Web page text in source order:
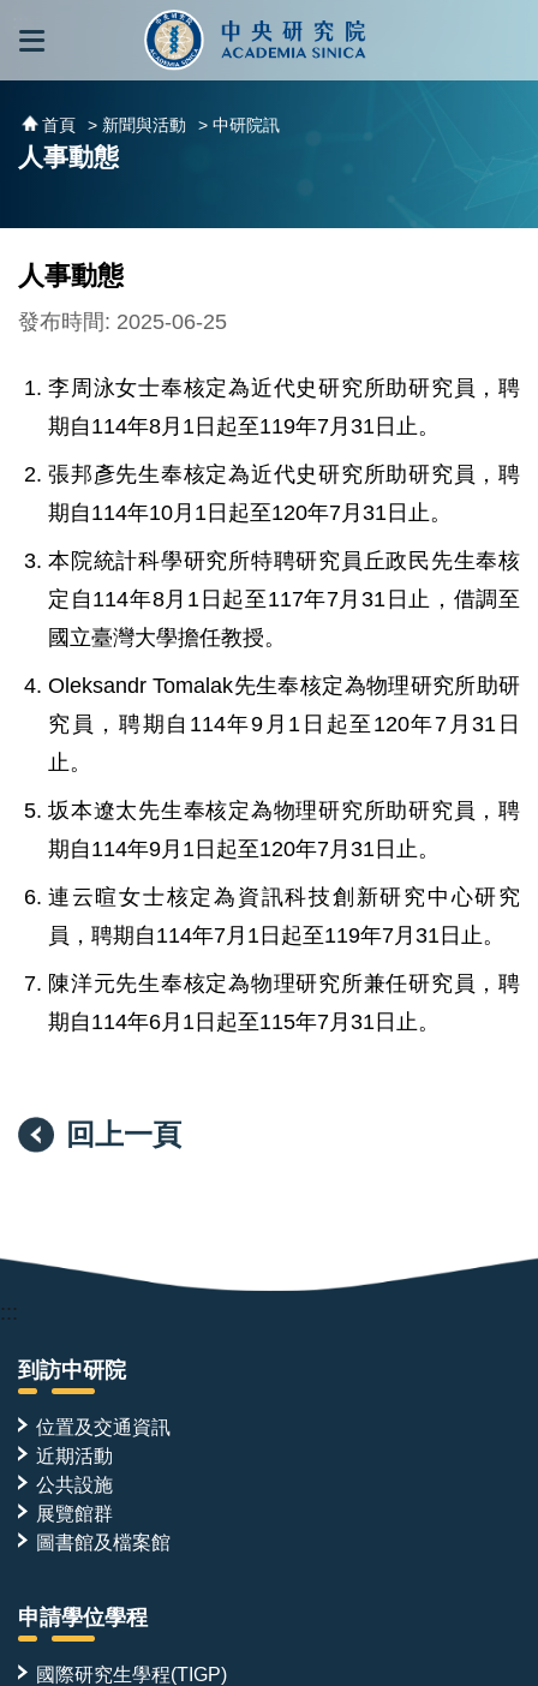
跳到主要內容區塊
首頁 > 新聞與活動 > 中研院訊
人事動態
人事動態
發布時間: 2025-06-25
李周泳女士奉核定為近代史研究所助研究員，聘
期自114年8月1日起至119年7月31日止。
張邦彥先生奉核定為近代史研究所助研究員，聘
期自114年10月1日起至120年7月31日止。
本院統計科學研究所特聘研究員丘政民先生奉核
定自114年8月1日起至117年7月31日止，借調至
國立臺灣大學擔任教授。
Oleksandr Tomalak先生奉核定為物理研究所助研
究員，聘期自114年9月1日起至120年7月31日
止。
坂本遼太先生奉核定為物理研究所助研究員，聘
期自114年9月1日起至120年7月31日止。
連云暄女士核定為資訊科技創新研究中心研究
員，聘期自114年7月1日起至119年7月31日止。
陳洋元先生奉核定為物理研究所兼任研究員，聘
期自114年6月1日起至115年7月31日止。
回上一頁
:::
到訪中研院
位置及交通資訊
近期活動
公共設施
展覽館群
圖書館及檔案館
申請學位學程
國際研究生學程(TIGP)